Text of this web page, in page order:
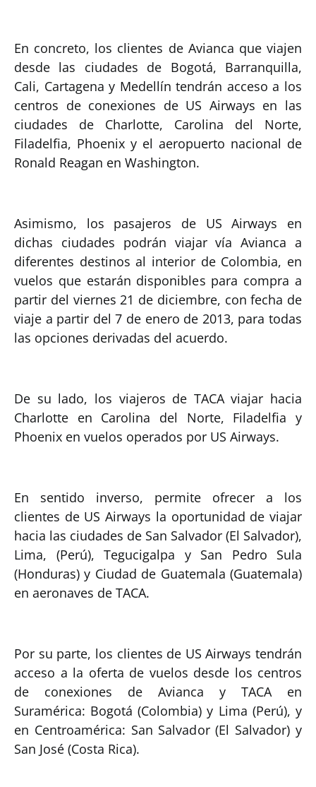
En concreto, los clientes de Avianca que viajen
desde las ciudades de Bogotá, Barranquilla,
Cali, Cartagena y Medellín tendrán acceso a los
centros de conexiones de US Airways en las
ciudades de Charlotte, Carolina del Norte,
Filadelfia, Phoenix y el aeropuerto nacional de
Ronald Reagan en Washington.
Asimismo, los pasajeros de US Airways en
dichas ciudades podrán viajar vía Avianca a
diferentes destinos al interior de Colombia, en
vuelos que estarán disponibles para compra a
partir del viernes 21 de diciembre, con fecha de
viaje a partir del 7 de enero de 2013, para todas
las opciones derivadas del acuerdo.
De su lado, los viajeros de TACA viajar hacia
Charlotte en Carolina del Norte, Filadelfia y
Phoenix en vuelos operados por US Airways.
En sentido inverso, permite ofrecer a los
clientes de US Airways la oportunidad de viajar
hacia las ciudades de San Salvador (El Salvador),
Lima, (Perú), Tegucigalpa y San Pedro Sula
(Honduras) y Ciudad de Guatemala (Guatemala)
en aeronaves de TACA.
Por su parte, los clientes de US Airways tendrán
acceso a la oferta de vuelos desde los centros
de conexiones de Avianca y TACA en
Suramérica: Bogotá (Colombia) y Lima (Perú), y
en Centroamérica: San Salvador (El Salvador) y
San José (Costa Rica).